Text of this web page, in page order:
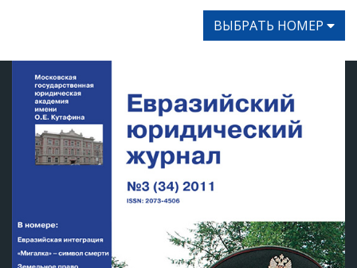
ВЫБРАТЬ НОМЕР